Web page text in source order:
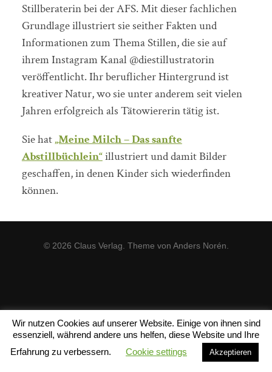
Stillberaterin bei der AFS. Mit dieser fachlichen
Grundlage illustriert sie seither Fakten und
Informationen zum Thema Stillen, die sie auf
ihrem Instagram Kanal @diestillustratorin
veröffentlicht. Ihr beruflicher Hintergrund ist
kreativer Natur, wo sie unter anderem seit vielen
Jahren erfolgreich als Tätowiererin tätig ist.
Sie hat „Meine Milch – Das sanfte
Abstillbüchlein“illustriert und damit Bilder
geschaffen, in denen Kinder sich wiederfinden
können.
© 2026 Claus Verlag . Theme von Anders Norén
Wir nutzen Cookies auf unserer Website. Einige von ihnen sind
essenziell, während andere uns helfen, diese Website und Ihre
Erfahrung zu verbessern.
Cookie settings Akzeptieren